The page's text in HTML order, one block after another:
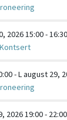
2026 15:00 - 16:30
Kontsert
- L august 29,
2026 19:00 - 22:00